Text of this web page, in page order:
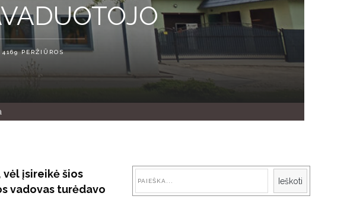
4169 PERŽIŪROS
įsireikė šios
vadovas turėdavo
Ieškoti